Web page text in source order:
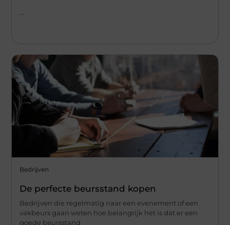
Bedrijven
De perfecte beursstand kopen
Bedrijven die regelmatig naar een evenement of een
vakbeurs gaan weten hoe belangrijk het is dat er een
goede beursstand